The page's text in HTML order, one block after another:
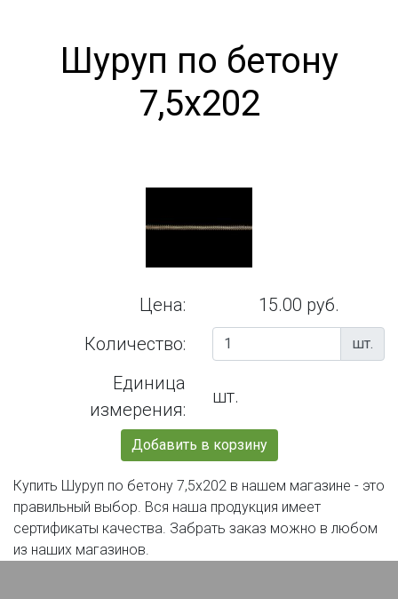
Шуруп по бетону
7,5х202
Цена:
15.00 руб.
Количество:
шт.
Единица
измерения:
шт.
Добавить в корзину
Купить Шуруп по бетону 7,5х202 в нашем магазине - это
правильный выбор. Вся наша продукция имеет
сертификаты качества. Забрать заказ можно в любом
из наших магазинов.